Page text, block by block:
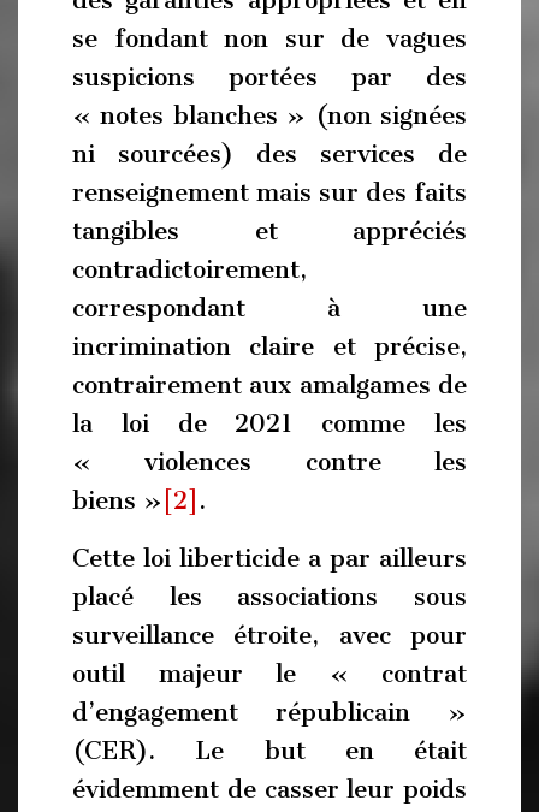
se fondant non sur de vagues
suspicions portées par des
« notes blanches » (non signées
ni sourcées) des services de
renseignement mais sur des faits
tangibles et appréciés
contradictoirement,
correspondant à une
incrimination claire et précise,
contrairement aux amalgames de
la loi de 2021 comme les
« violences contre les
biens » [2] .
Cette loi liberticide a par ailleurs
placé les associations sous
surveillance étroite, avec pour
outil majeur le « contrat
d’engagement républicain »
(CER). Le but en était
évidemment de casser leur poids